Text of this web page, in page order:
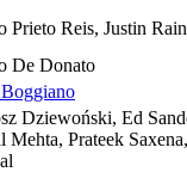
Prieto Reis, Justin
De Donato
Dziewoński, Ed
Mehta, Prateek